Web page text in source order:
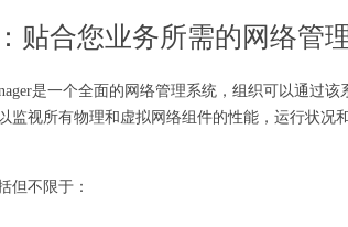
贴合您业务所需的网络管
是一个全面的网络管理系统，组织可以通过
监视所有物理和虚拟网络组件的性能，运行状
但不限于：